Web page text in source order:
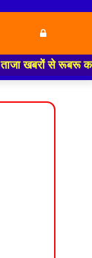
Log
In
रूबरू कराया